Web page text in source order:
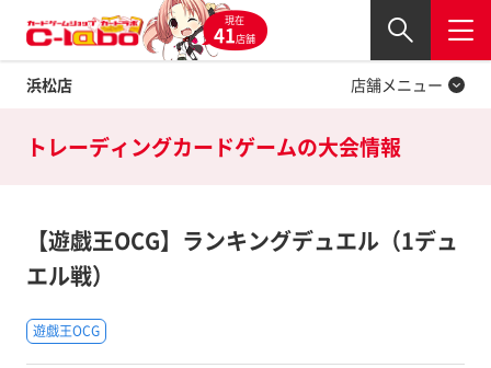
現在
41店舗
浜松店
閉じる
店舗メニュー
Twitter
トレーディングカードゲームの大会情報
【遊戯王OCG】ランキングデュエル（1デュ
エル戦）
遊戯王OCG